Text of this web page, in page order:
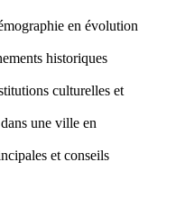
en évolution
historiques
culturelles et
une ville en
et conseils